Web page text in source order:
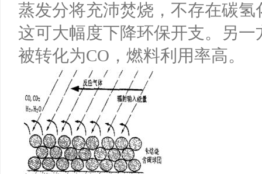
蒸发分将充沛焚烧，不存在碳
这可大幅度下降环保开支。另
被转化为CO，燃料利用率高。